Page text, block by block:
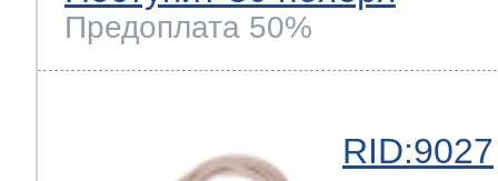
Предоплата 50%
RID:9027